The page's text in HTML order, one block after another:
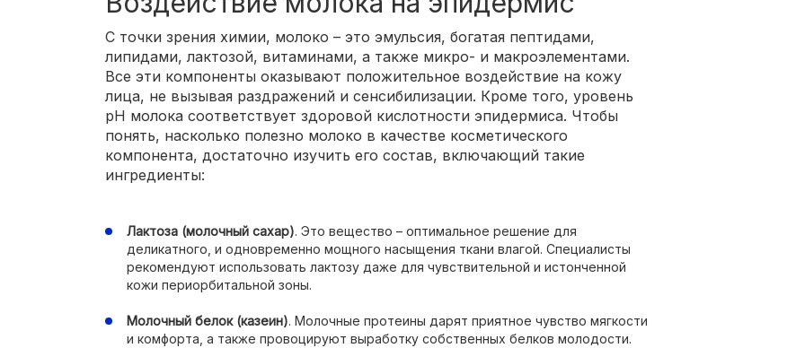
С точки зрения химии, молоко – это эмульсия, богатая пептидами,
липидами, лактозой, витаминами, а также микро- и макроэлементами.
Все эти компоненты оказывают положительное воздействие на кожу
лица, не вызывая раздражений и сенсибилизации. Кроме того, уровень
рН молока соответствует здоровой кислотности эпидермиса. Чтобы
понять, насколько полезно молоко в качестве косметического
компонента, достаточно изучить его состав, включающий такие
ингредиенты:
Лактоза (молочный сахар). Это вещество – оптимальное решение для
деликатного, и одновременно мощного насыщения ткани влагой. Специалисты
рекомендуют использовать лактозу даже для чувствительной и истонченной
кожи периорбитальной зоны.
Молочный белок (казеин). Молочные протеины дарят приятное чувство мягкости
и комфорта, а также провоцируют выработку собственных белков молодости.